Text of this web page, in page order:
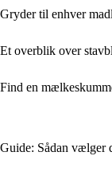
Gryder til enhver
Et overblik over
Find en
Guide: Sådan vælger